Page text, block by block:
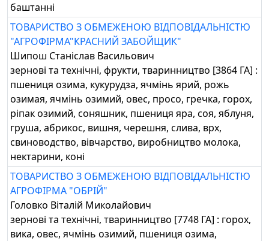
баштанні
ТОВАРИСТВО З ОБМЕЖЕНОЮ ВІДПОВІДАЛЬНІСТЮ
"АГРОФІРМА"КРАСНИЙ ЗАБОЙЩИК"
Шипош Станіслав Васильович
зернові та технічні, фрукти, тваринництво [3864 ГА] :
пшениця озима, кукурудза, ячмінь ярий, рожь
озимая, ячмінь озимий, овес, просо, гречка, горох,
ріпак озимий, соняшник, пшениця яра, соя, яблуня,
груша, абрикос, вишня, черешня, слива, врх,
свиноводство, вівчарство, виробництво молока,
нектарини, коні
ТОВАРИСТВО З ОБМЕЖЕНОЮ ВІДПОВІДАЛЬНІСТЮ
АГРОФІРМА "ОБРІЙ"
Головко Віталій Миколайович
зернові та технічні, тваринництво [7748 ГА] : горох,
вика, овес, ячмінь озимий, пшениця озима,